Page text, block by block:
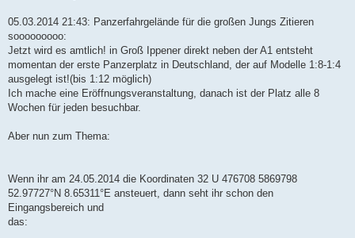
a
05.03.2014 21:43: Panzerfahrgelände für die großen Jungs Zitieren
sooooooooo:
Jetzt wird es amtlich! in Groß Ippener direkt neben der A1 entsteht
momentan der erste Panzerplatz in Deutschland, der auf Modelle 1:8-1:4
ausgelegt ist!(bis 1:12 möglich)
Ich mache eine Eröffnungsveranstaltung, danach ist der Platz alle 8
Wochen für jeden besuchbar.
Aber nun zum Thema:
Wenn ihr am 24.05.2014 die Koordinaten 32 U 476708 5869798
52.97727°N 8.65311°E ansteuert, dann seht ihr schon den
Eingangsbereich und
das: